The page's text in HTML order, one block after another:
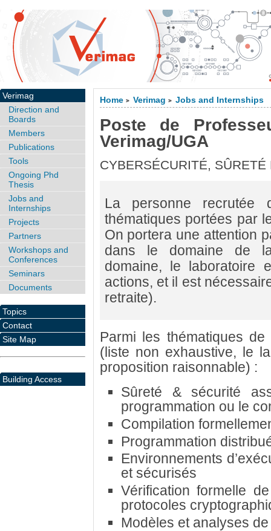
Home > Verimag > Jobs and Internships
Poste de
Verimag/UGA
CYBERSÉCURITÉ,
La personne recrutée
thématiques portées par
On portera une attention
dans le domaine de
domaine, le laboratoire
actions, et il est
retraite).
Parmi les thématiques
(liste non exhaustive, le
proposition raisonnable) :
Sûreté & sécurité
programmation ou le
Compilation
Programmation
Environnements
et sécurisés
Vérification formelle
protocoles
Modèles et analyses
Verimag
Direction and
Boards
Members
Publications
Tools
Ongoing Phd
Thesis
Jobs and
Internships
Projects
Partners
Workshops and
Conferences
Seminars
Documents
Topics
Contact
Site Map
Building Access